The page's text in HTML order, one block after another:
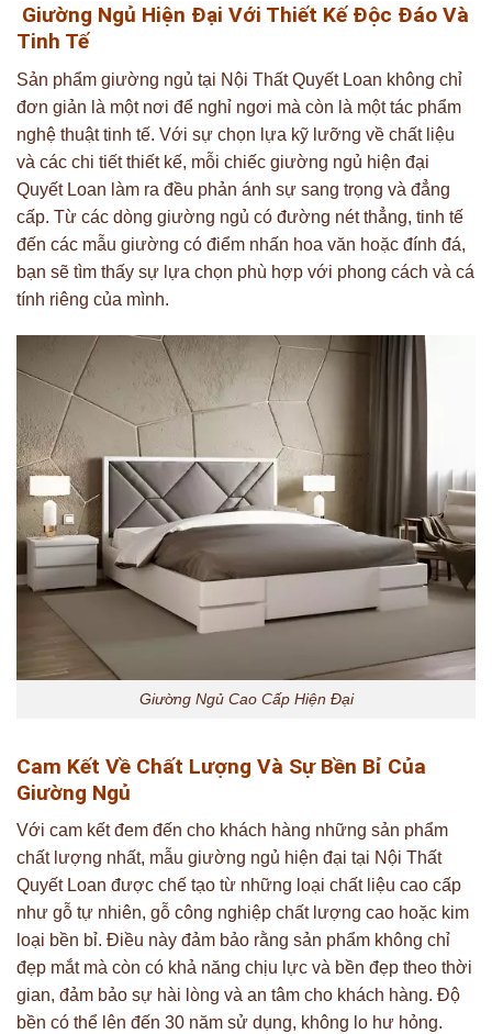
Giường Ngủ Hiện Đại Với Thiết Kế Độc Đáo Và
Tinh Tế
Sản phẩm giường ngủ tại Nội Thất Quyết Loan không chỉ
đơn giản là một nơi để nghỉ ngơi mà còn là một tác phẩm
nghệ thuật tinh tế. Với sự chọn lựa kỹ lưỡng về chất liệu
và các chi tiết thiết kế, mỗi chiếc giường ngủ hiện đại
Quyết Loan làm ra đều phản ánh sự sang trọng và đẳng
cấp. Từ các dòng giường ngủ có đường nét thẳng, tinh tế
đến các mẫu giường có điểm nhấn hoa văn hoặc đính đá,
bạn sẽ tìm thấy sự lựa chọn phù hợp với phong cách và cá
tính riêng của mình.
Giường Ngủ Cao Cấp Hiện Đại
Cam Kết Về Chất Lượng Và Sự Bền Bỉ Của
Giường Ngủ
Với cam kết đem đến cho khách hàng những sản phẩm
chất lượng nhất, mẫu giường ngủ hiện đại tại Nội Thất
Quyết Loan được chế tạo từ những loại chất liệu cao cấp
như gỗ tự nhiên, gỗ công nghiệp chất lượng cao hoặc kim
loại bền bỉ. Điều này đảm bảo rằng sản phẩm không chỉ
đẹp mắt mà còn có khả năng chịu lực và bền đẹp theo thời
gian, đảm bảo sự hài lòng và an tâm cho khách hàng. Độ
bền có thể lên đến 30 năm sử dụng, không lo hư hỏng.